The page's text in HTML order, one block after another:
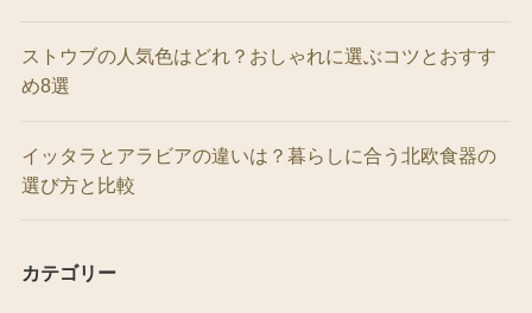
ストウブの人気色はどれ？おしゃれに選ぶコツとおすす
め8選
イッタラとアラビアの違いは？暮らしに合う北欧食器の
選び方と比較
カテゴリー